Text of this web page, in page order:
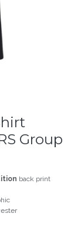
Group
back print